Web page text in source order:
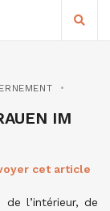
IM
cet article
l’intérieur, de